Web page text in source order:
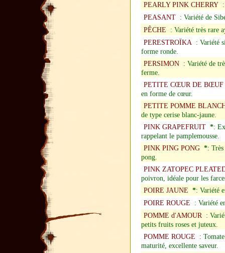
PEARLY PINK CHERRY
PEASANT : Variété de
PÊCHE : Variété très rare
PERESTROÏKA : Variété
forme ronde.
PERSIMON : Variété de
ferme.
PETITE CŒUR DE BŒUF
en forme de cœur.
PETITE POMME
de type cerise blanc-jaune.
PINK GRAPEFRUIT *:
rappelant le pamplemousse.
PINK PING PONG *:
pong.
PINK ZATOPEC
poivron, idéale pour les
POIRE JAUNE *: Variété
POIRE ROUGE : Variété
POMME d'AMOUR :
petits fruits roses et juteux.
POMME ROUGE :
maturité, excellente saveur.